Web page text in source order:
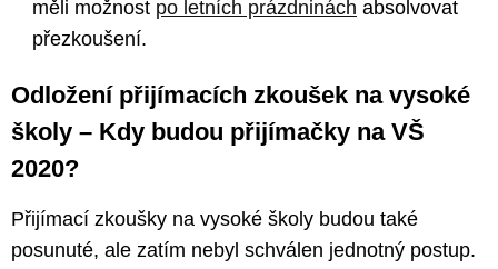
měli možnost po letních prázdninách absolvovat
přezkoušení.
Odložení přijímacích zkoušek na vysoké
školy – Kdy budou přijímačky na VŠ
2020?
Přijímací zkoušky na vysoké školy budou také
posunuté, ale zatím nebyl schválen jednotný postup.